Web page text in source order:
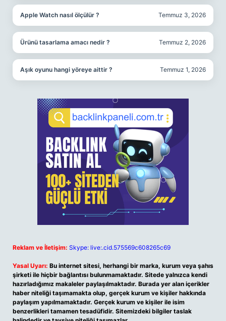
Apple Watch nasıl ölçülür ? Temmuz 3, 2026
Ürünü tasarlama amacı nedir ? Temmuz 2, 2026
Aşık oyunu hangi yöreye aittir ? Temmuz 1, 2026
Reklam ve İletişim: Skype: live:.cid.575569c608265c69
Yasal Uyarı: Bu internet sitesi, herhangi bir marka, kurum veya şahıs
şirketi ile hiçbir bağlantısı bulunmamaktadır. Sitede yalnızca kendi
hazırladığımız makaleler paylaşılmaktadır. Burada yer alan içerikler
haber niteliği taşımamakta olup, gerçek kurum ve kişiler hakkında
paylaşım yapılmamaktadır. Gerçek kurum ve kişiler ile isim
benzerlikleri tamamen tesadüfidir. Sitemizdeki bilgiler taslak